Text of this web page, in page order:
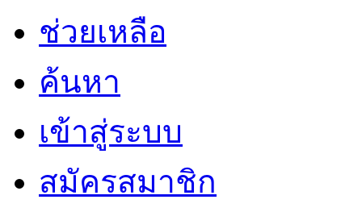
ช่วยเหลือ
ค้นหา
เข้าสู่ระบบ
สมัครสมาชิก